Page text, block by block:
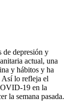
de depresión y
actual, una
y hábitos y ha
Así lo refleja el
19 en la
la semana pasada.